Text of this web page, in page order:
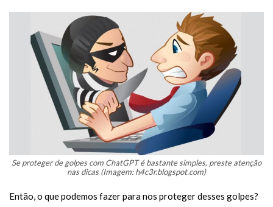
Se proteger de golpes com ChatGPT é bastante simples, preste atenção
nas dicas (Imagem: h4c3r.blogspot.com)
Então, o que podemos fazer para nos proteger desses golpes?